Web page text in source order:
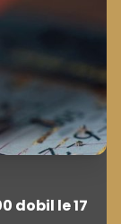
dobil le 17